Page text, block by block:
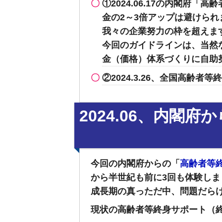
①2024.06.17の内閣府「高齢
金の2～3倍アップは避けられ
我々の企業努力の枠を超え
今回のガイドラインは、当
金（価格）体系づくりに自
②2024.3.26、全国高齢者等
2024.06、内閣府
今回の内閣府からの「 高齢者等
から半世紀も前に3回も体験し
成長期の真っただ中、問題だら
現状の高齢者等終身サポート（